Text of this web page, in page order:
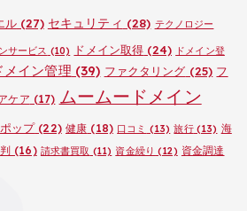
ル(27) セキュリティ (28) テクノロジー
サービス (10) ドメイン取得 (24) ドメイン登
メイン管理 (39) ファクタリング (25) フ
ケア (17) ムームードメイン
ップ(22) 健康 (18) 口コミ (13) 旅行(13) 海
(16) 請求書買取 (11) 資金繰り (12) 資金調達